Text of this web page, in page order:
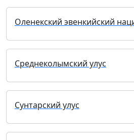
Оленекский эвенкийский
Среднеколымский улус
Сунтарский улус